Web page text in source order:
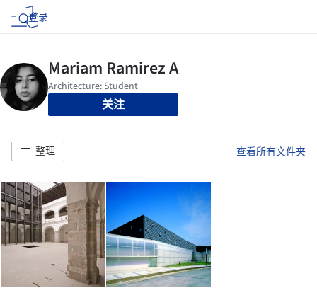
登录
关注
整理 查看所有文件夹